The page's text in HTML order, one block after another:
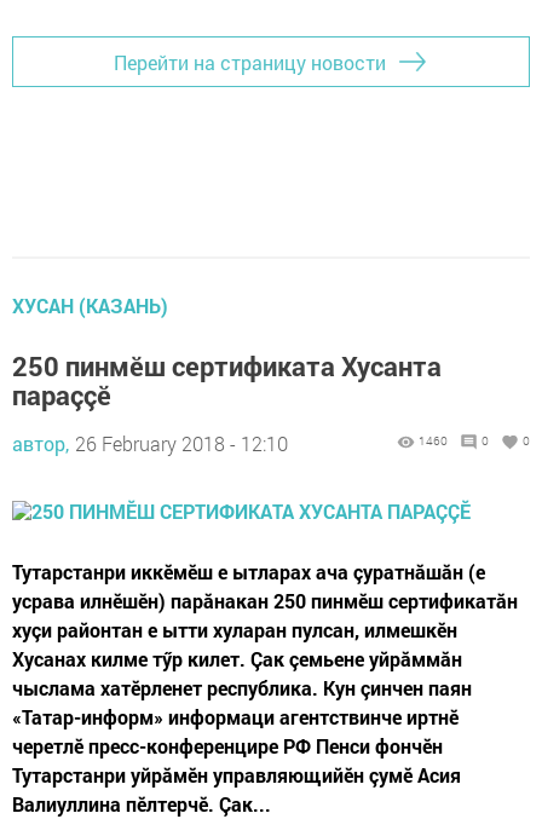
Перейти на страницу новости
ХУСАН (КАЗАНЬ)
250 пинмӗш сертификата Хусанта
параççӗ
автор, 26 February 2018 - 12:10 1460 0 0
Тутарстанри иккӗмӗш е ытларах ача çуратнăшăн (е
усрава илнӗшӗн) парăнакан 250 пинмӗш сертификатăн
хуçи районтан е ытти хуларан пулсан, илмешкӗн
Хусанах килме тӳр килет. Çак çемьене уйрăммăн
чыслама хатӗрленет республика. Кун çинчен паян
«Татар-информ» информаци агентствинче иртнӗ
черетлӗ пресс-конференцире РФ Пенси фончӗн
Тутарстанри уйрăмӗн управляющийӗн çумӗ Асия
Валиуллина пӗлтерчӗ. Çак...